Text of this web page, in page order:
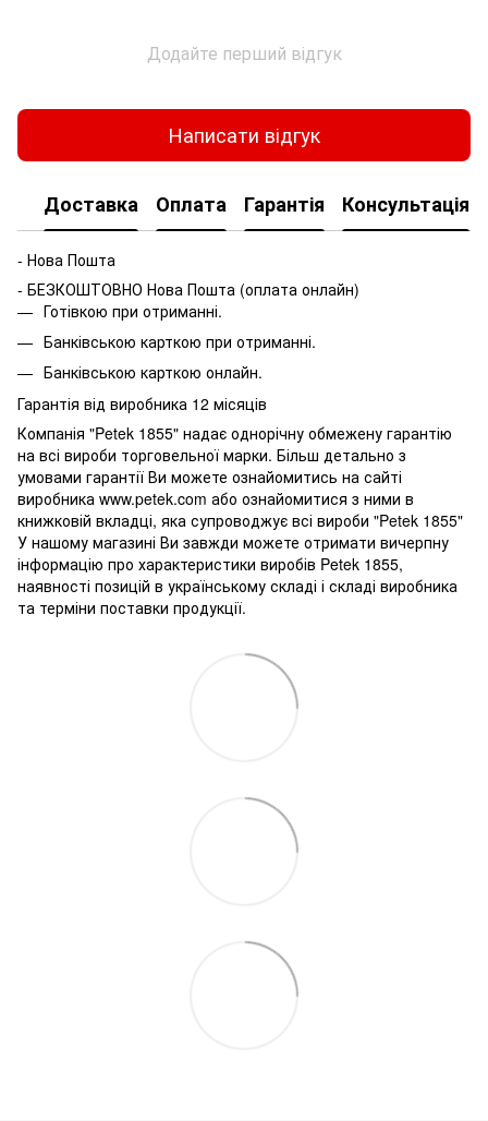
Додайте перший відгук
Написати відгук
Доставка Оплата Гарантія Консультація
- Нова Пошта
- БЕЗКОШТОВНО Нова Пошта (оплата онлайн)
Готівкою при отриманні.
Банківською карткою при отриманні.
Банківською карткою онлайн.
Гарантія від виробника 12 місяців
Компанія "Petek 1855" надає однорічну обмежену гарантію
на всі вироби торговельної марки. Більш детально з
умовами гарантії Ви можете ознайомитись на сайті
виробника www.petek.com або ознайомитися з ними в
книжковій вкладці, яка супроводжує всі вироби "Petek 1855"
У нашому магазині Ви завжди можете отримати вичерпну
інформацію про характеристики виробів Petek 1855,
наявності позицій в українському складі і складі виробника
та терміни поставки продукції.